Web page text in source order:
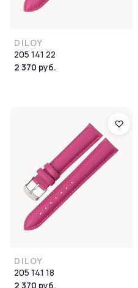
DILOY
205 141 22
2 370 руб.
DILOY
205 141 18
2 370 руб.